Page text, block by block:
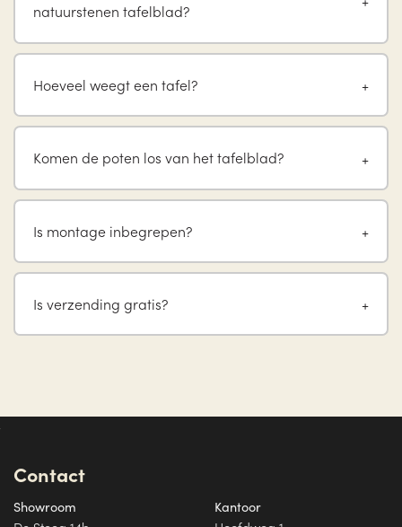
natuurstenen tafelblad?
Hoeveel weegt een tafel?
Komen de poten los van het tafelblad?
Is montage inbegrepen?
Is verzending gratis?
Contact
Showroom
Kantoor